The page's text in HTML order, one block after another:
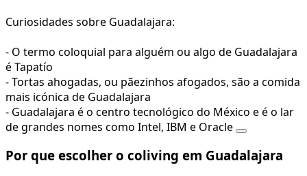
Curiosidades sobre Guadalajara:
- O termo coloquial para alguém ou algo de Guadalajara
é Tapatío
- Tortas ahogadas, ou pãezinhos afogados, são a comida
mais icónica de Guadalajara
- Guadalajara é o centro tecnológico do México e é o lar
de grandes nomes como Intel, IBM e Oracle
Por que escolher o coliving em Guadalajara